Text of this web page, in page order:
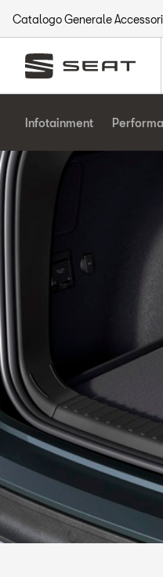
Catalogo Generale
Infotainment